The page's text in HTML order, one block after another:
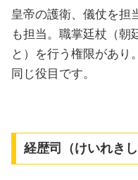
皇帝の護衛、儀仗を担
も担当。職掌廷杖（朝
と）を行う権限があり
同じ役目です。
経歴司（けいれきし